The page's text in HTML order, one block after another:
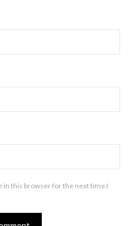
in this browser for the next time I